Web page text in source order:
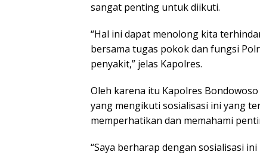
sangat penting untuk diikuti.
“Hal ini dapat menolong kita
bersama tugas pokok dan fungsi
penyakit,” jelas Kapolres.
Oleh karena itu Kapolres
yang mengikuti sosialisasi ini yang
memperhatikan dan memahami
“Saya berharap dengan sosialisasi